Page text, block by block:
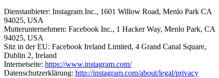
Dienstanbieter: Instagram Inc., 1601 Willow Road, Menlo Park CA
94025, USA
Mutterunternehmen: Facebook Inc., 1 Hacker Way, Menlo Park, CA
94025, USA
Sitz in der EU: Facebook Ireland Limited, 4 Grand Canal Square,
Dublin 2, Ireland
Internetseite: https://www.instagram.com/
Datenschutzerklärung: http://instagram.com/about/legal/privacy